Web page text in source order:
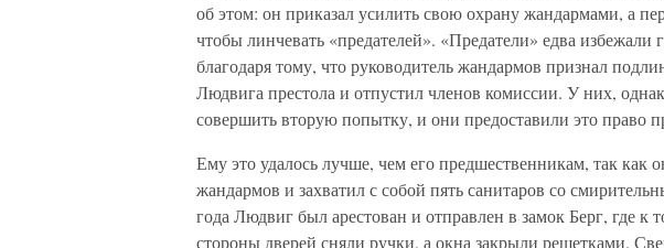
об этом: он приказал усилить свою охрану жандармами, а
чтобы линчевать «предателей». «Предатели» едва избежали
благодаря тому, что руководитель жандармов признал
Людвига престола и отпустил членов комиссии. У них,
совершить вторую попытку, и они предоставили это право
Ему это удалось лучше, чем его предшественникам, так как
жандармов и захватил с собой пять санитаров со
года Людвиг был арестован и отправлен в замок Берг, где к
стороны дверей сняли ручки, а окна закрыли решетками.